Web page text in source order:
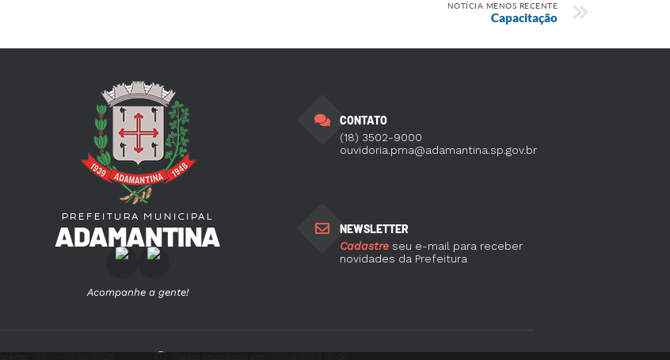
NOTÍCIA MENOS RECENTE
Capacitação
Acompanhe a gente!
CONTATO
(18) 3502-9000
ouvidoria.pma@adamantina.sp.gov.br
NEWSLETTER
Cadastreseu e-mail para receber
novidades da Prefeitura